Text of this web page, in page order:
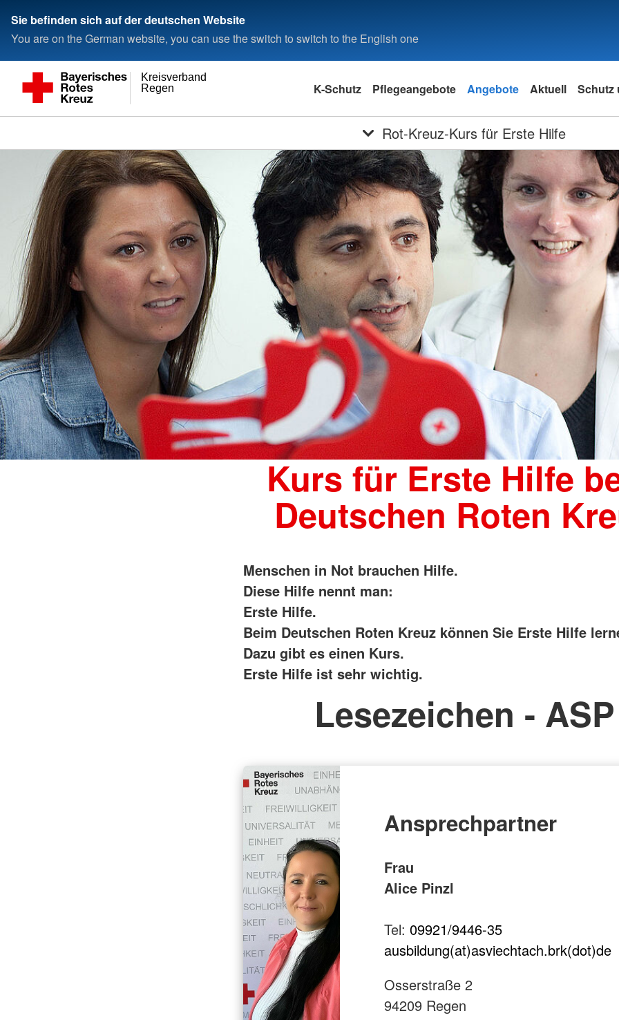
Sie befinden sich auf der deutschen Website
You are on the German website, you can use the switch to switch to the English one
Regen
Kreisverband
K-Schutz Pflegeangebote Angebote Aktuell Schutz
Rot-Kreuz-Kurs für Erste Hilfe
Kurs für Erste Hilfe
Deutschen Roten
Menschen in Not brauchen Hilfe.
Diese Hilfe nennt man:
Erste Hilfe.
Beim Deutschen Roten Kreuz können Sie Erste Hilfe
Dazu gibt es einen Kurs.
Erste Hilfe ist sehr wichtig.
Lesezeichen - ASP
Ansprechpartner
Frau
Alice Pinzl
Tel: 09921/9446-35
ausbildung(at)asviechtach.brk(dot)de
Osserstraße 2
94209 Regen